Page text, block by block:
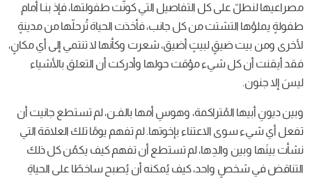
مصراعيها لنطلّ على كل التفاصيل التي كونّت طفولتها، فإذ بنـا أمام
طفولةٍ يملؤها التشتت من كل جانب، فأخذت الحياة تُرحلّها من مدينةٍ
لأخرى ومن بيت ضيقٍ لبيتٍ أضيق، شعرت وكأنها لا تنتمي إلى أي مكانٍ،
فقد أيقنت أن كل شيء مؤقت حولها وأدركت أن التعلق بالأشياء
ليسَ إلا جنون.
وبين ديونِ أبيها المُتراكمة، وهوسِ أمها بالفـن، لم تستطع جانيت أن
تفعل أي شيء سوى الاعتناء بإخوتها. لم تفهم يومًا تلك العلاقة التي
نشأت بينَها وبين والدِها، لم تستطع أن تفهم كيف يكمُن كل ذلك
التناقض في شخصٍ واحد، كيف يُمكنه أن يُصبح ساخطًا على الحياةِ